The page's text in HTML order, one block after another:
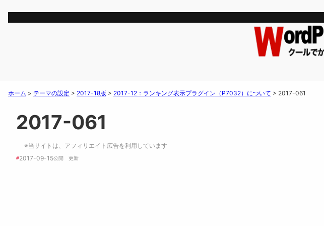
ホーム > テーマの設定 > 2017-18版 > 2017-12：ランキング表示プラグイン（P7032）について > 2017-061
2017-061
※当サイトは、アフィリエイト広告を利用しています
#2017-09-15公開 更新